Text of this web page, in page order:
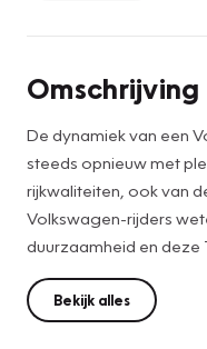
Omschrijving
De dynamiek van een
steeds opnieuw met
rijkwaliteiten, ook van
Volkswagen-rijders
duurzaamheid en deze
Met zijn benzinemotor
een prima auto voor
met de verwarmbare
Bekijk alles